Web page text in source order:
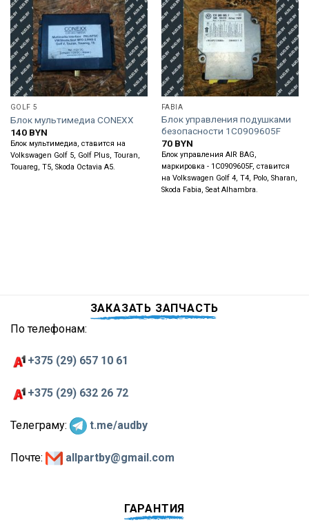
GOLF 5
Блок мультимедиа CONEXX
140 BYN
Блок мультимедиа, ставится на
Volkswagen Golf 5, Golf Plus, Touran,
Touareg, T5, Skoda Octavia A5.
FABIA
Блок управления подушками
безопасности 1C0909605F
70 BYN
Блок управления AIR BAG,
маркировка - 1C0909605F, ставится
на Volkswagen Golf 4, T4, Polo, Sharan,
Skoda Fabia, Seat Alhambra.
ЗАКАЗАТЬ ЗАПЧАСТЬ
По телефонам:
+375 (29) 657 10 61
+375 (29) 632 26 72
Телеграму: t.me/audby
Почте: allpartby@gmail.com
ГАРАНТИЯ